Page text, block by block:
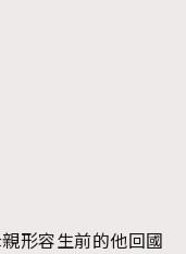
形容生前的他回國